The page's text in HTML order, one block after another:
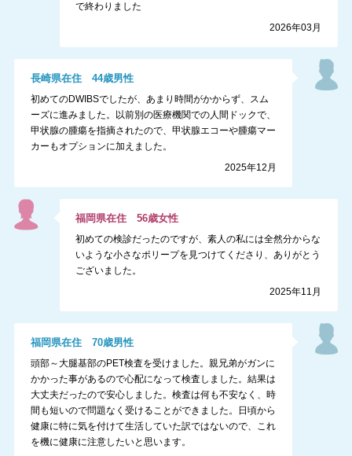
で終わりました
2026年03月
長崎県在住 44歳男性
初めてのDWIBSでしたが、あまり時間がかからず、スム
ーズに進みました。以前別の医療機関での人間ドックで、
甲状腺の腫瘍を指摘されたので、甲状腺エコーや腫瘍マー
カーもオプションに加えました。
2025年12月
福岡県在住56歳女性
初めての検診だったのですが、素人の私には全然分からな
いような小さなポリープを見つけてくださり、ありがとう
ございました。
2025年11月
福岡県在住 70歳男性
頭部～大腿基部のPET検査を受けました。親兄弟がガンに
かかった事があるので心配になって検査しました。結果は
大丈夫だったので安心しました。検査は何も不安なく、時
間も短いので問題なく受けることができました。日頃から
健康に特に気を付けて生活していた訳ではないので、これ
を機に健康に注意したいと思います。